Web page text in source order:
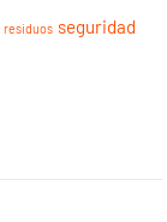
residuos seguridad